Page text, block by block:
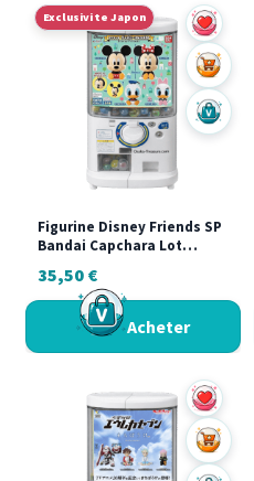
Exclusivite Japon
Ajouter
Figurine Disney Friends SP
Bandai Capchara Lot
Donald Daisy
35,50 €
Acheter
Ajouter